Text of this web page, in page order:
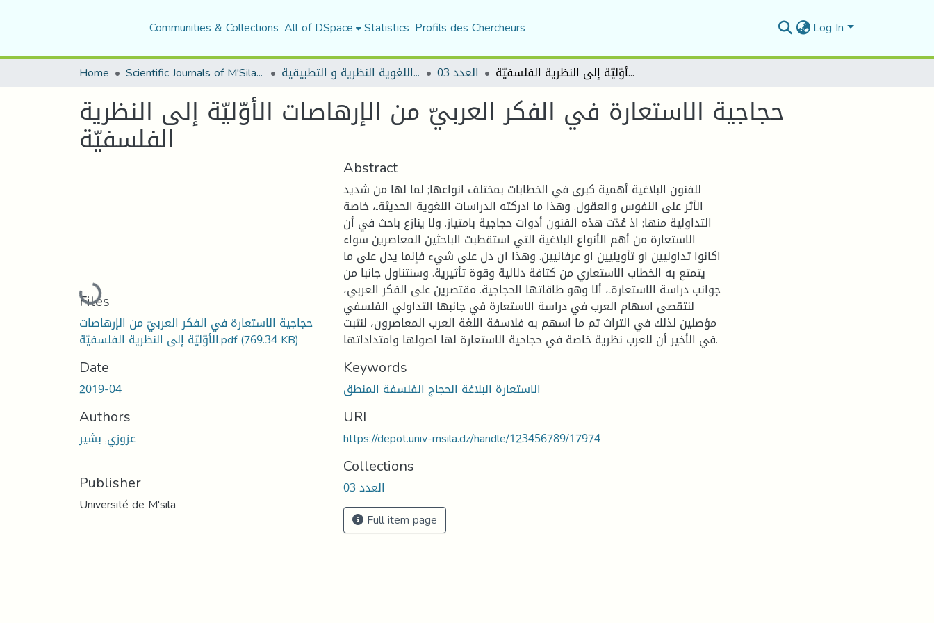
Communities & Collections All of DSpace Statistics Profils des Chercheurs Log In
Home Scientific Journals of M'Sila University مجلة المقرى للدراسات اللغوية النظرية و التطبيقية العدد 03 حجاجية الاستعارة في الفكر العربيّ من الإرهاصات الأوّليّة إلى النظرية الفلسفيّة
حجاجية الاستعارة في الفكر العربيّ من الإرهاصات الأوّليّة إلى النظرية
الفلسفيّة
Loading...
Files
حجاجية الاستعارة في الفكر العربيّ من الإرهاصات
الأوّليّة إلى النظرية الفلسفيّة.pdf(769.34 KB)
Date
2019-04
Authors
عزوزي, بشير
Publisher
Université de M'sila
Abstract
للفنون البلاغية أهمية كبرى في الخطابات بمختلف انواعها; لما لها من شديد
الأثر على النفوس والعقول. وهذا ما ادركته الدراسات اللغوية الحديثةـ، خاصة
التداولية منها; اذ عُدّت هذه الفنون أدوات حجاجية بامتياز. ولا ينازع باحث في أن
الاستعارة من أهم الأنواع البلاغية التي استقطبت الباحثين المعاصرين سواء
اكانوا تداوليين او تأويليين او عرفانيين. وهذا ان دل على شيء فإنما يدل على ما
يتمتع به الخطاب الاستعاري من كثافة دلالية وقوة تأثيرية. وسنتناول جانبا من
جوانب دراسة الاستعارةـ، ألا وهو طاقاتها الحجاجية. مقتصرين على الفكر العربي،
لنتقصى اسهام العرب في دراسة الاستعارة في جانبها التداولي الفلسفي
مؤصلين لذلك في التراث ثم ما اسهم به فلاسفة اللغة العرب المعاصرون، لنثبت
في الأخير أن للعرب نظرية خاصة في حجاحية الاستعارة لها اصولها وامتداداتها.
Keywords
الاستعارة البلاغة الحجاج الفلسفة المنطق
URI
https://depot.univ-msila.dz/handle/123456789/17974
Collections
العدد 03
Full item page